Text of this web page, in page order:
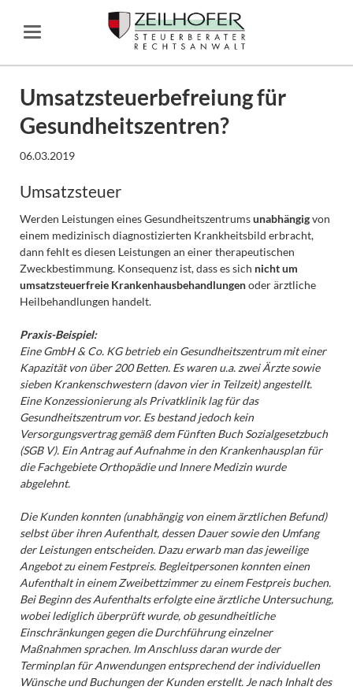
Umsatzsteuerbefreiung für
Gesundheitszentren?
06.03.2019
Umsatzsteuer
Werden Leistungen eines Gesundheitszentrumsunabhängigvon
einem medizinisch diagnostizierten Krankheitsbild erbracht,
dann fehlt es diesen Leistungen an einer therapeutischen
Zweckbestimmung. Konsequenz ist, dass es sich nicht um
umsatzsteuerfreie Krankenhausbehandlungenoder ärztliche
Heilbehandlungen handelt.
Praxis-Beispiel:
Eine GmbH & Co. KG betrieb ein Gesundheitszentrum mit einer
Kapazität von über 200 Betten. Es waren u.a. zwei Ärzte sowie
sieben Krankenschwestern (davon vier in Teilzeit) angestellt.
Eine Konzessionierung als Privatklinik lag für das
Gesundheitszentrum vor. Es bestand jedoch kein
Versorgungsvertrag gemäß dem Fünften Buch Sozialgesetzbuch
(SGB V). Ein Antrag auf Aufnahme in den Krankenhausplan für
die Fachgebiete Orthopädie und Innere Medizin wurde
abgelehnt.
Die Kunden konnten (unabhängig von einem ärztlichen Befund)
selbst über ihren Aufenthalt, dessen Dauer sowie den Umfang
der Leistungen entscheiden. Dazu erwarb man das jeweilige
Angebot zu einem Festpreis. Begleitpersonen konnten einen
Aufenthalt in einem Zweibettzimmer zu einem Festpreis buchen.
Bei Beginn des Aufenthalts erfolgte eine ärztliche Untersuchung,
wobei lediglich überprüft wurde, ob gesundheitliche
Einschränkungen gegen die Durchführung einzelner
Maßnahmen sprachen. Im Anschluss daran wurde der
Terminplan für Anwendungen entsprechend der individuellen
Wünsche und Buchungen der Kunden erstellt. Je nach Inhalt des